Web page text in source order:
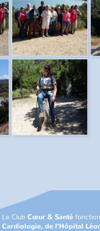
Le ClubCœur & Santé
Cardiologie, de l’Hôpital